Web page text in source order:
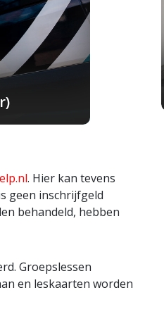
. Hier kan tevens
geen inschrijfgeld
behandeld, hebben
Groepslessen
en leskaarten worden